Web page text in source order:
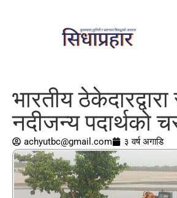
भारतीय
नदीजन्य पदार्थको
achyutbc@gmail.com ३ वर्ष अगाडि